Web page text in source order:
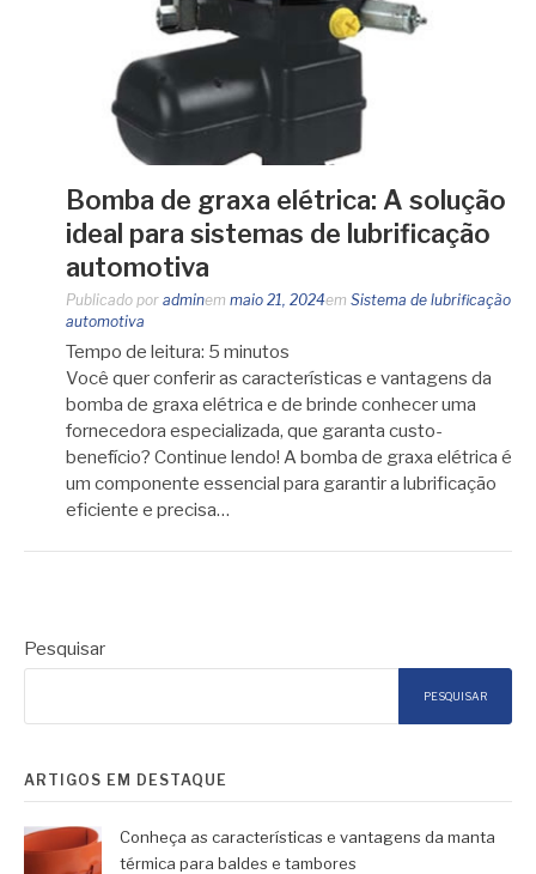
Bomba de graxa elétrica: A solução
ideal para sistemas de lubrificação
automotiva
Publicado por adminem maio 21, 2024em Sistema de lubrificação
automotiva
Tempo de leitura: 5 minutos
Você quer conferir as características e vantagens da
bomba de graxa elétrica e de brinde conhecer uma
fornecedora especializada, que garanta custo-
benefício? Continue lendo! A bomba de graxa elétrica é
um componente essencial para garantir a lubrificação
eficiente e precisa…
Pesquisar
PESQUISAR
ARTIGOS EM DESTAQUE
Conheça as características e vantagens da manta
térmica para baldes e tambores